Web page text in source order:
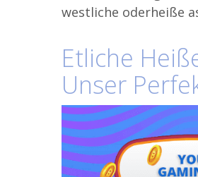
westliche oderheiße
Etliche
Unser